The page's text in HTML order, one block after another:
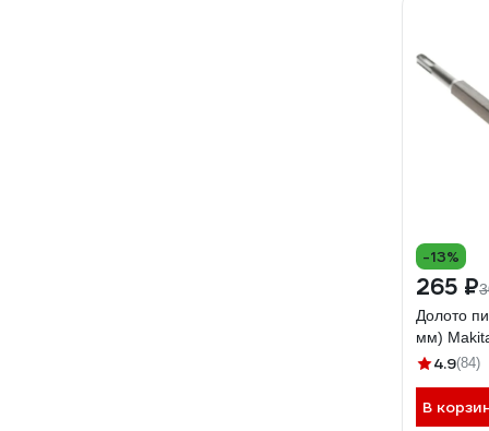
-13%
265 ₽
Долото
мм)
4.9(84)
В